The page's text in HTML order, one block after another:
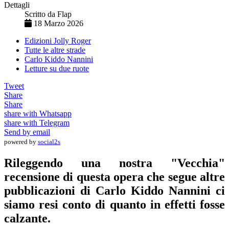
Dettagli
Scritto da Flap
18 Marzo 2026
Edizioni Jolly Roger
Tutte le altre strade
Carlo Kiddo Nannini
Letture su due ruote
Tweet
Share
Share
share with Whatsapp
share with Telegram
Send by email
powered by social2s
Rileggendo una nostra "Vecchia"
recensione di questa opera che segue altre
pubblicazioni di Carlo Kiddo Nannini ci
siamo resi conto di quanto in effetti fosse
calzante.